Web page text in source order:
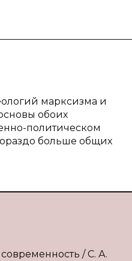
марксизма и
обоих
политическом
больше общих
/ С. А.